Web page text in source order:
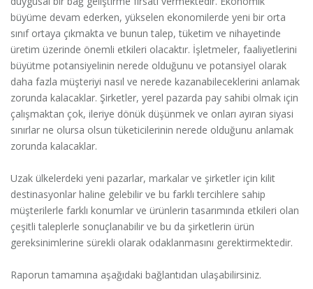
büyüme devam ederken, yükselen ekonomilerde yeni bir orta
sınıf ortaya çıkmakta ve bunun talep, tüketim ve nihayetinde
üretim üzerinde önemli etkileri olacaktır. İşletmeler, faaliyetlerini
büyütme potansiyelinin nerede olduğunu ve potansiyel olarak
daha fazla müşteriyi nasıl ve nerede kazanabileceklerini anlamak
zorunda kalacaklar. Şirketler, yerel pazarda pay sahibi olmak için
çalışmaktan çok, ileriye dönük düşünmek ve onları ayıran siyasi
sınırlar ne olursa olsun tüketicilerinin nerede olduğunu anlamak
zorunda kalacaklar.
Uzak ülkelerdeki yeni pazarlar, markalar ve şirketler için kilit
destinasyonlar haline gelebilir ve bu farklı tercihlere sahip
müşterilerle farklı konumlar ve ürünlerin tasarımında etkileri olan
çeşitli taleplerle sonuçlanabilir ve bu da şirketlerin ürün
gereksinimlerine sürekli olarak odaklanmasını gerektirmektedir.
Raporun tamamına aşağıdaki bağlantıdan ulaşabilirsiniz.